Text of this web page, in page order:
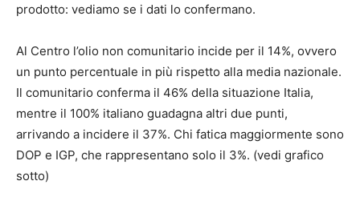
prodotto: vediamo se i dati lo confermano.
Al Centro l’olio non comunitario incide per il 14%, ovvero
un punto percentuale in più rispetto alla media nazionale.
Il comunitario conferma il 46% della situazione Italia,
mentre il 100% italiano guadagna altri due punti,
arrivando a incidere il 37%. Chi fatica maggiormente sono
DOP e IGP, che rappresentano solo il 3%. (vedi grafico
sotto)